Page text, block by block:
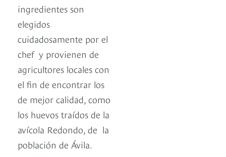
ingredientes son
elegidos
cuidadosamente por el
chef y provienen de
agricultores locales con
el fin de encontrar los
de mejor calidad, como
los huevos traídos de la
avícola Redondo, de la
población de Ávila.